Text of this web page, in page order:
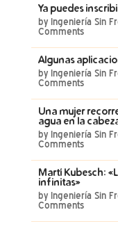
Ya puedes
by Ingeniería Sin
Comments
Algunas
by Ingeniería Sin
Comments
Una mujer
agua en la
by Ingeniería Sin
Comments
Martí Kubesch:
infinitas»
by Ingeniería Sin
Comments